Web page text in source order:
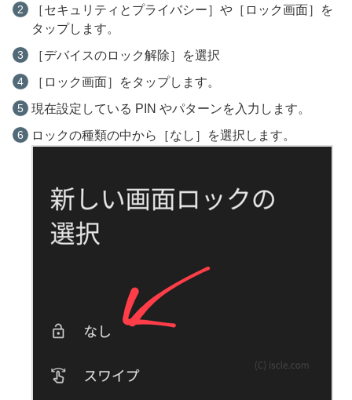
［セキュリティとプライバシー］や［ロック画面］を
タップします。
［デバイスのロック解除］を選択
［ロック画面］をタップします。
現在設定している PIN やパターンを入力します。
ロックの種類の中から［なし］を選択します。